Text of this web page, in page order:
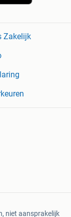
Zakelijk
niet aansprakelijk